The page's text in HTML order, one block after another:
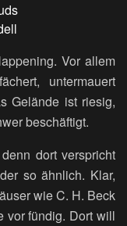
Vor allem
untermauert
Gelände ist riesig,
beschäftigt.
dort verspricht
so ähnlich. Klar,
wie C. H. Beck
vor fündig. Dort will